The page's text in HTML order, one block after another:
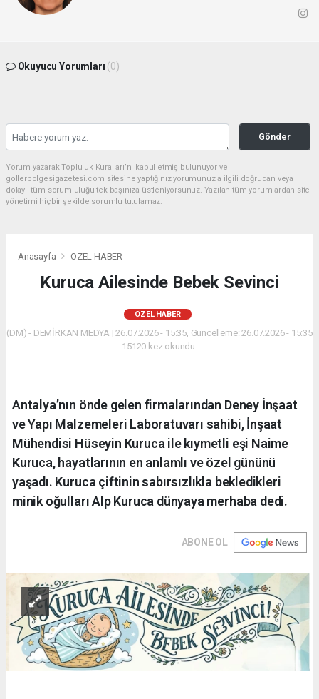
Okuyucu Yorumları (0)
Gönder
Yorum yazarak Topluluk Kuralları’nı kabul etmiş bulunuyor ve
gollerbolgesigazetesi.com sitesine yaptığınız yorumunuzla ilgili doğrudan veya
dolaylı tüm sorumluluğu tek başınıza üstleniyorsunuz. Yazılan tüm yorumlardan site
yönetimi hiçbir şekilde sorumlu tutulamaz.
Anasayfa ÖZEL HABER
Kuruca Ailesinde Bebek Sevinci
ÖZEL HABER
(DM) - DEMİRKAN MEDYA | 26.07.2026 - 15:35, Güncelleme: 26.07.2026 - 15:35
15120 kez okundu.
Antalya’nın önde gelen firmalarından Deney İnşaat
ve Yapı Malzemeleri Laboratuvarı sahibi, İnşaat
Mühendisi Hüseyin Kuruca ile kıymetli eşi Naime
Kuruca, hayatlarının en anlamlı ve özel gününü
yaşadı. Kuruca çiftinin sabırsızlıkla bekledikleri
minik oğulları Alp Kuruca dünyaya merhaba dedi.
ABONE OL